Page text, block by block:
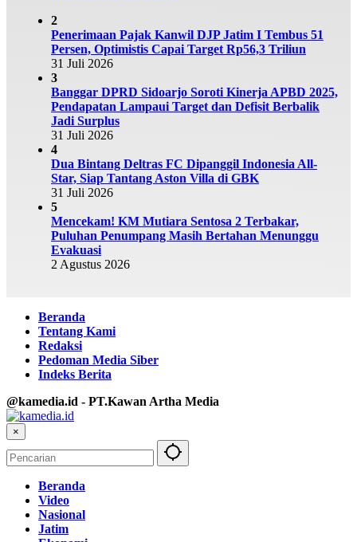
2
Penerimaan Pajak Kanwil DJP Jatim I Tembus 51
Persen, Optimistis Capai Target Rp56,3 Triliun
31 Juli 2026
3
Banggar DPRD Sidoarjo Soroti Kinerja APBD 2025,
Pendapatan Lampaui Target dan Defisit Berbalik
Jadi Surplus
31 Juli 2026
4
Dua Bintang Deltras FC Dipanggil Indonesia All-
Star, Siap Tantang Aston Villa di GBK
31 Juli 2026
5
Mencekam! KM Mutiara Sentosa 2 Terbakar,
Puluhan Penumpang Masih Bertahan Menunggu
Evakuasi
2 Agustus 2026
Beranda
Tentang Kami
Redaksi
Pedoman Media Siber
Indeks Berita
@kamedia.id - PT.Kawan Artha Media
×
Beranda
Video
Nasional
Jatim